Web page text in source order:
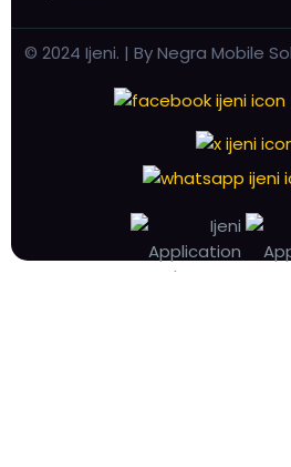
© 2024 Ijeni. | By Negra Mobile